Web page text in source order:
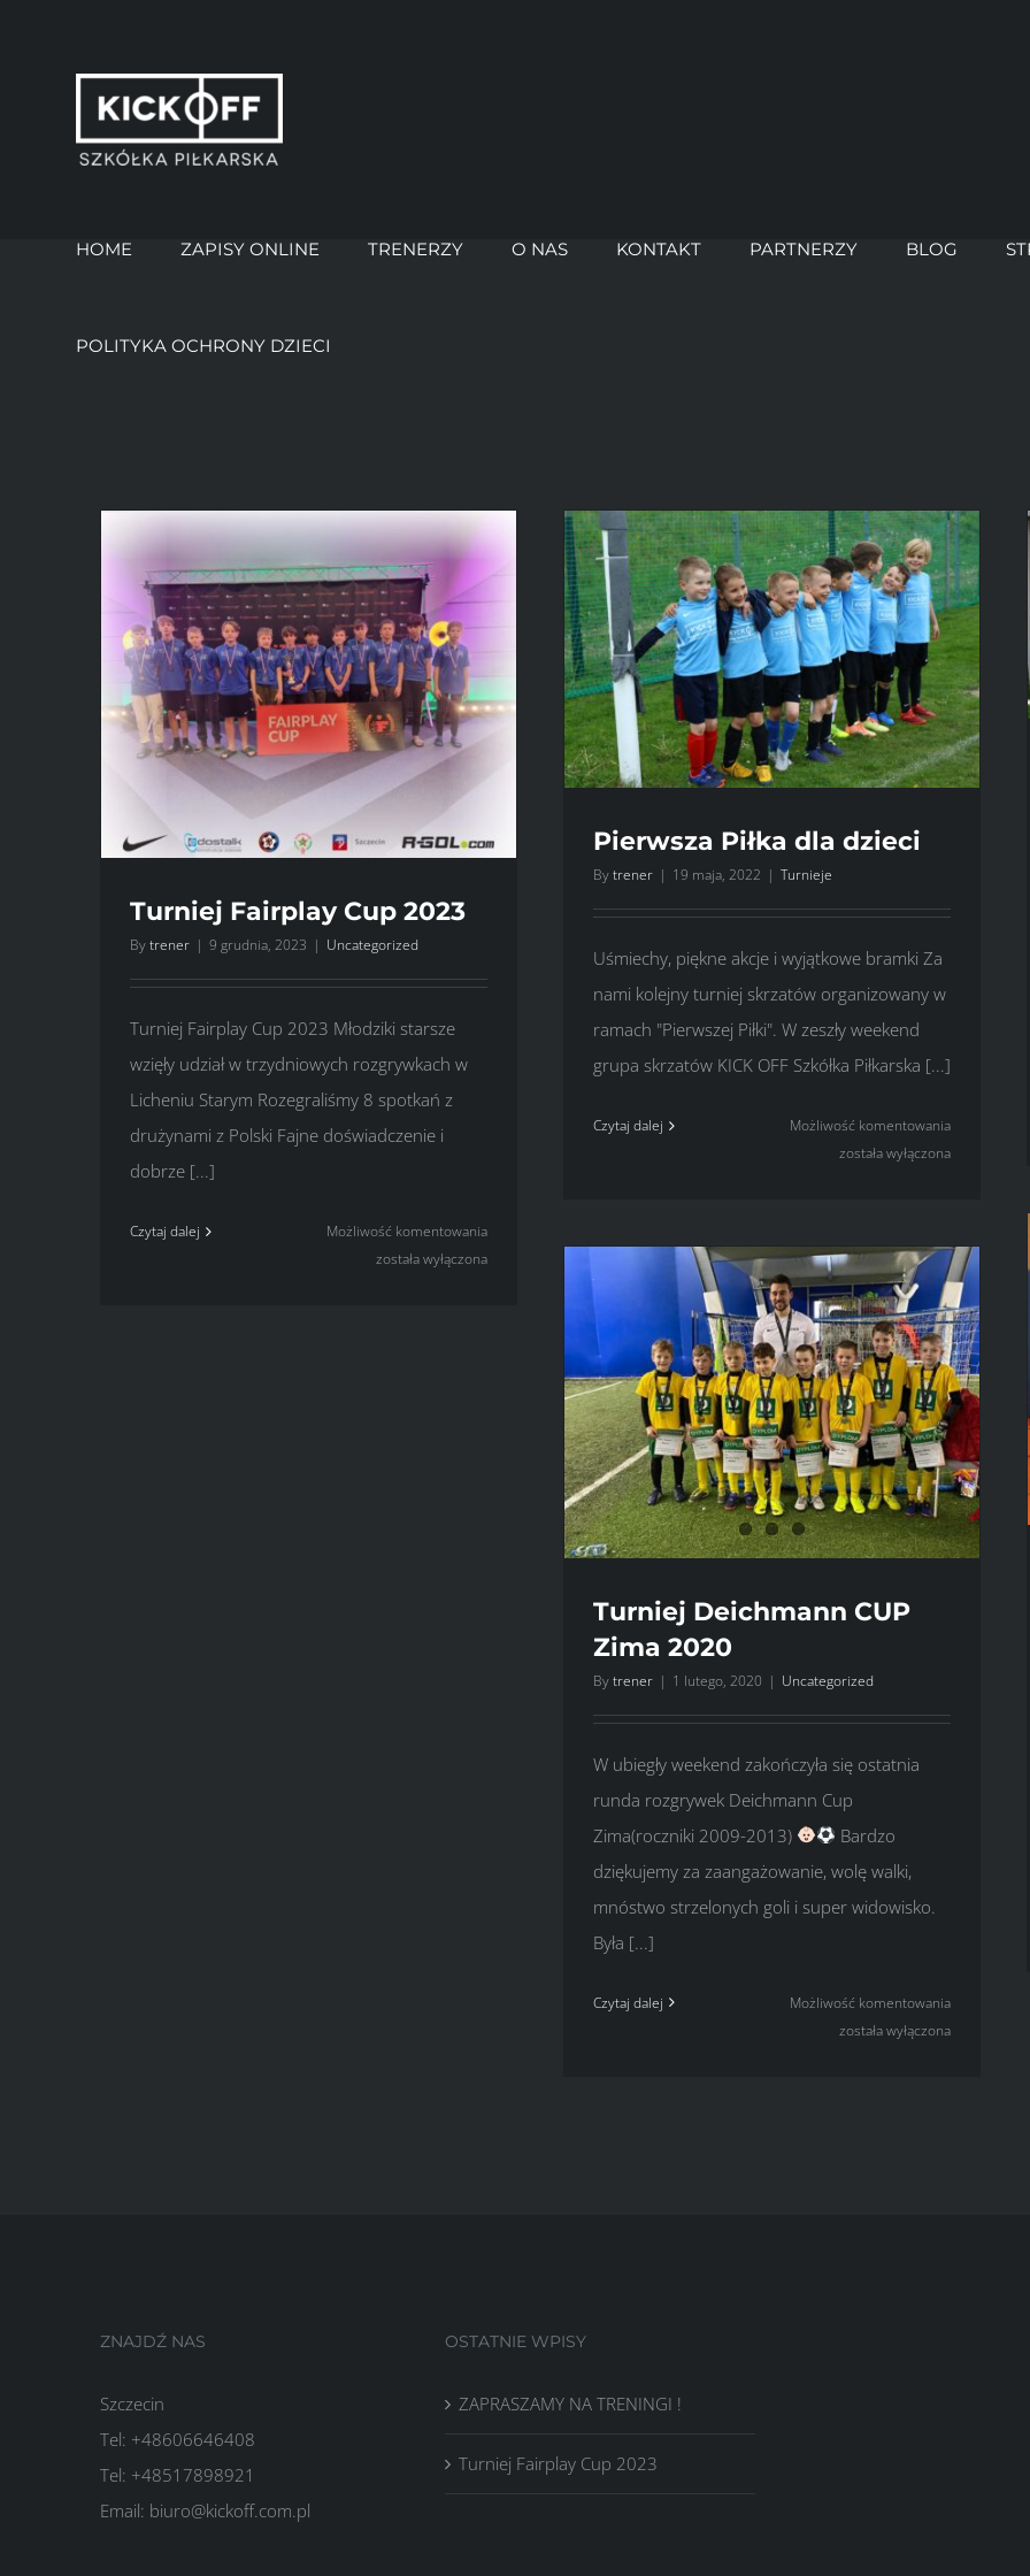
HOME ZAPISY ONLINE TRENERZY O NAS KONTAKT PARTNERZY BLOG
POLITYKA OCHRONY DZIECI
Turniej Fairplay Cup 2023
Bytrener | 9 grudnia, 2023 | Uncategorized
Turniej Fairplay Cup 2023 Młodziki starsze
wzięły udział w trzydniowych rozgrywkach w
Licheniu Starym Rozegraliśmy 8 spotkań z
drużynami z Polski Fajne doświadczenie i
dobrze [...]
Czytaj dalej Możliwość komentowaniaTurniej
Fairplay
została wyłączona
Pierwsza Piłka dla dzieci
Bytrener | 19 maja, 2022 | Turnieje
Uśmiechy, piękne akcje i wyjątkowe bramki Za
nami kolejny turniej skrzatów organizowany w
ramach "Pierwszej Piłki". W zeszły weekend
grupa skrzatów KICK OFF Szkółka Piłkarska [...]
Czytaj dalej Możliwość komentowaniaPierwsza
Piłka
została wyłączona
Turniej Deichmann CUP
Zima 2020
Bytrener | 1 lutego, 2020 | Uncategorized
W ubiegły weekend zakończyła się ostatnia
runda rozgrywek Deichmann Cup
Zima(roczniki 2009-2013)
Bardzo
dziękujemy za zaangażowanie, wolę walki,
mnóstwo strzelonych goli i super widowisko.
Była [...]
Czytaj dalej Możliwość komentowaniaTurniej
Deichmann
została wyłączona
ZNAJDŹ NAS
Szczecin
Tel: +48606646408
Tel: +48517898921
Email: biuro@kickoff.com.pl
OSTATNIE WPISY
ZAPRASZAMY NA TRENINGI !
Turniej Fairplay Cup 2023